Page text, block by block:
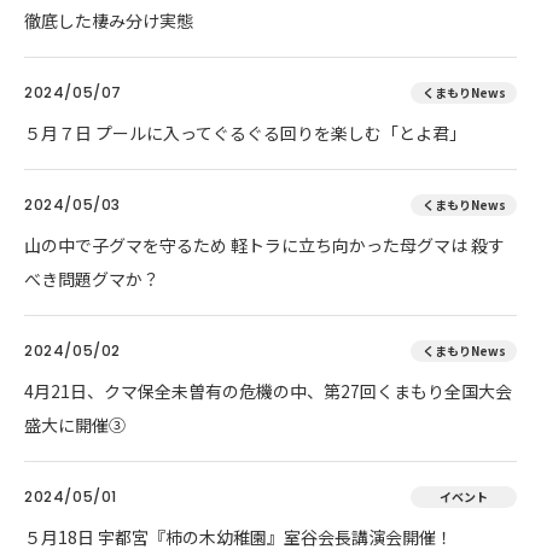
徹底した棲み分け実態
2024/05/07 くまもりNews
５月７日 プールに入ってぐるぐる回りを楽しむ「とよ君」
2024/05/03 くまもりNews
山の中で子グマを守るため 軽トラに立ち向かった母グマは 殺す
べき問題グマか？
2024/05/02 くまもりNews
4月21日、クマ保全未曽有の危機の中、第27回くまもり全国大会
盛大に開催③
2024/05/01 イベント
５月18日 宇都宮『柿の木幼稚園』室谷会長講演会開催！